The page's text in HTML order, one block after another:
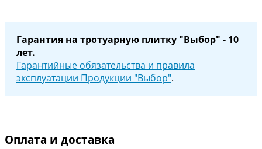
Гарантия на тротуарную плитку "Выбор" - 10
лет.
Гарантийные обязательства и правила
эксплуатации Продукции "Выбор".
Оплата и доставка